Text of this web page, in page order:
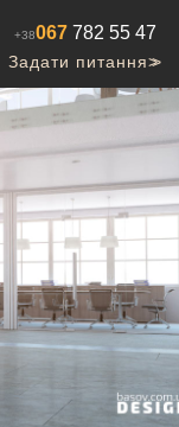
+38067 782 55 47
Задати питання>>